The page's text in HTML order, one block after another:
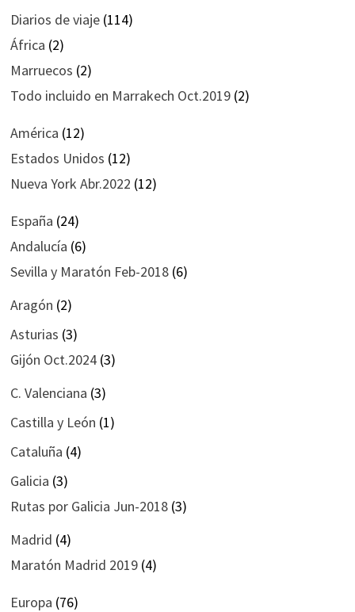
Diarios de viaje(114)
África (2)
Marruecos (2)
Todo incluido en Marrakech Oct.2019(2)
América (12)
Estados Unidos (12)
Nueva York Abr.2022 (12)
España (24)
Andalucía (6)
Sevilla y Maratón Feb-2018(6)
Aragón (2)
Asturias (3)
Gijón Oct.2024(3)
C. Valenciana (3)
Castilla y León (1)
Cataluña (4)
Galicia (3)
Rutas por Galicia Jun-2018(3)
Madrid (4)
Maratón Madrid 2019(4)
Europa (76)